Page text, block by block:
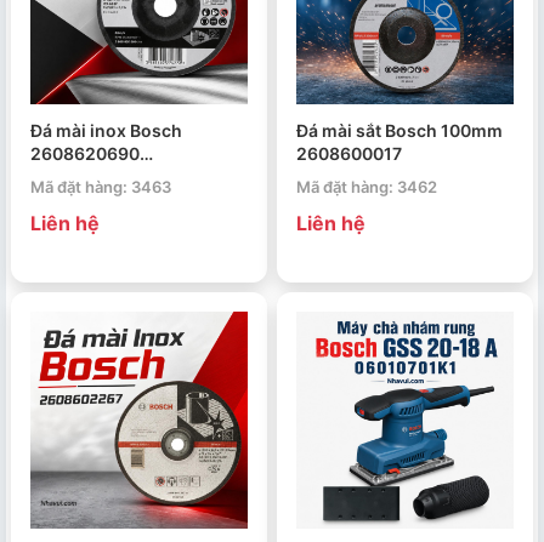
Đá mài inox Bosch
2608620690
100x2x16mm
Mã đặt hàng: 3463
Liên hệ
Đá mài sắt Bosch 100mm
2608600017
Mã đặt hàng: 3462
Liên hệ